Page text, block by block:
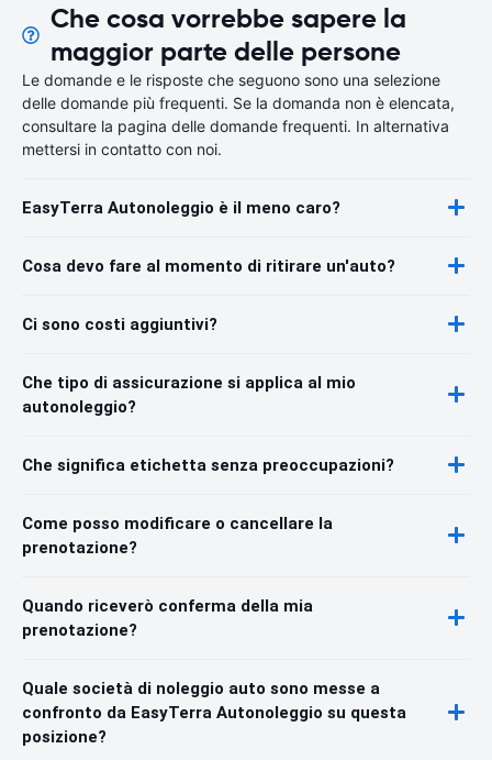
Che cosa vorrebbe sapere la
maggior parte delle persone
Le domande e le risposte che seguono sono una selezione
delle domande più frequenti. Se la domanda non è elencata,
consultare la pagina delle domande frequenti. In alternativa
mettersi in contatto con noi.
EasyTerra Autonoleggio è il meno caro?
Cosa devo fare al momento di ritirare un'auto?
Ci sono costi aggiuntivi?
Che tipo di assicurazione si applica al mio
autonoleggio?
Che significa etichetta senza preoccupazioni?
Come posso modificare o cancellare la
prenotazione?
Quando riceverò conferma della mia
prenotazione?
Quale società di noleggio auto sono messe a
confronto da EasyTerra Autonoleggio su questa
posizione?